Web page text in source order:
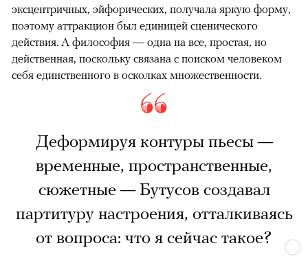
эксцентричных, эйфорических, получала яркую форму,
поэтому аттракцион был единицей сценического
действия. А философия — одна на все, простая, но
действенная, поскольку связана с поиском человеком
себя единственного в осколках множественности.
Деформируя контуры пьесы —
временные, пространственные,
сюжетные — Бутусов создавал
партитуру настроения, отталкиваясь
от вопроса: что я сейчас такое?